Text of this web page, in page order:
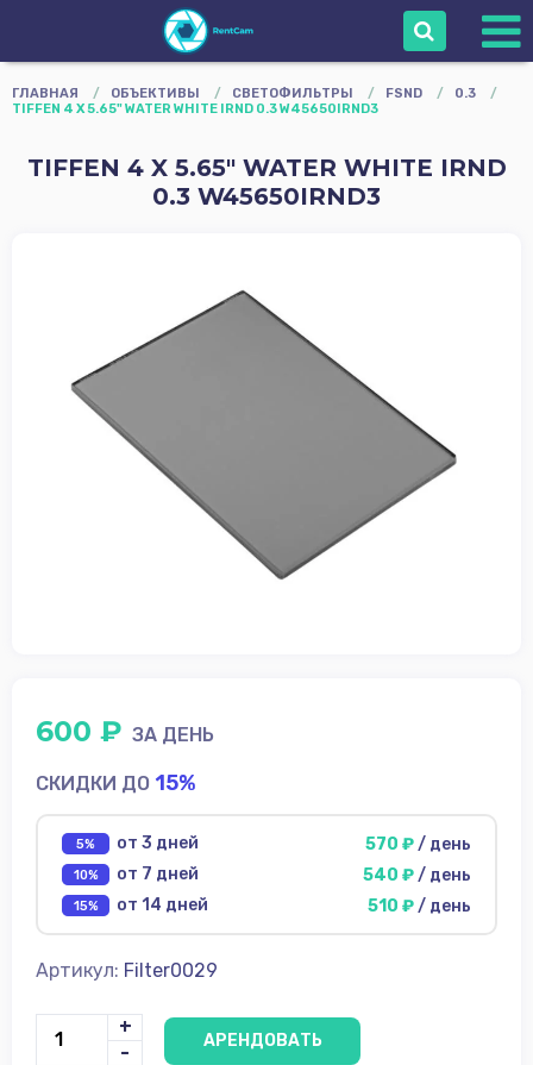
Войти
Оборудование
Осветительное
Оборудование
Штативы Стойки
Аренда
Контакты
ГЛАВНАЯ / ОБЪЕКТИВЫ / СВЕТОФИЛЬТРЫ / FSND / 0.3
/
TIFFEN 4 X 5.65" WATER WHITE IRND 0.3 W45650IRND3
TIFFEN 4 X 5.65" WATER WHITE IRND
0.3 W45650IRND3
600 ₽ ЗА ДЕНЬ
СКИДКИ ДО 15%
5% от 3 дней 570 ₽/ день
10% от 7 дней 540 ₽/ день
15% от 14 дней 510 ₽/ день
Артикул: Filter0029
+
-
АРЕНДОВАТЬ